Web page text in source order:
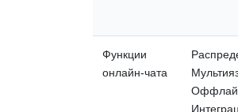
Функции
онлайн-чата